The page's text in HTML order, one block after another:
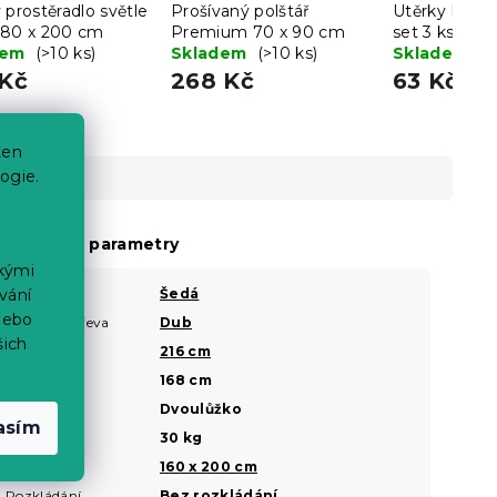
prostěradlo světle
x 200 cm
(>10 ks)
Prošívaný polštář
Premium 70 x 90 cm
Skladem
(>10 ks)
268 Kč
Utěrky
set 3 ks -
Skladem
63 Kč
Doplňkové parametry
? Barva Šedá
? Dekor dřeva Dub
? 216 cm
168 cm
Dvoulůžko
Hmotnost
30 kg
160 x 200 cm